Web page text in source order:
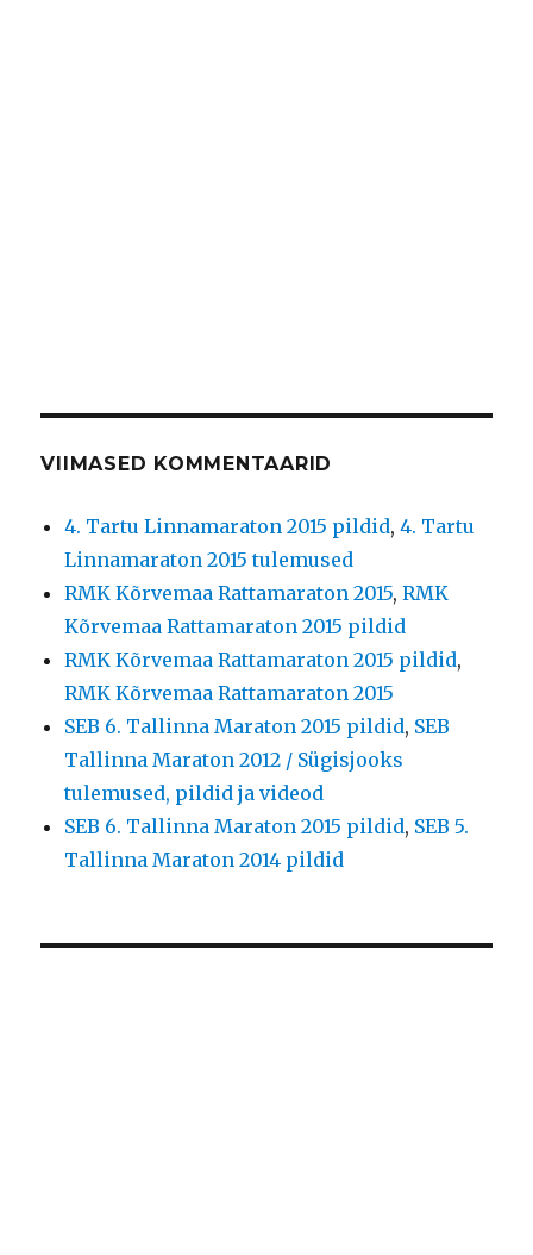
VIIMASED KOMMENTAARID
4. Tartu Linnamaraton 2015 pildid,4. Tartu
Linnamaraton 2015 tulemused
RMK Kõrvemaa Rattamaraton 2015,RMK
Kõrvemaa Rattamaraton 2015 pildid
RMK Kõrvemaa Rattamaraton 2015 pildid,
RMK Kõrvemaa Rattamaraton 2015
SEB 6. Tallinna Maraton 2015 pildid, SEB
Tallinna Maraton 2012 / Sügisjooks
tulemused, pildid ja videod
SEB 6. Tallinna Maraton 2015 pildid, SEB 5.
Tallinna Maraton 2014 pildid